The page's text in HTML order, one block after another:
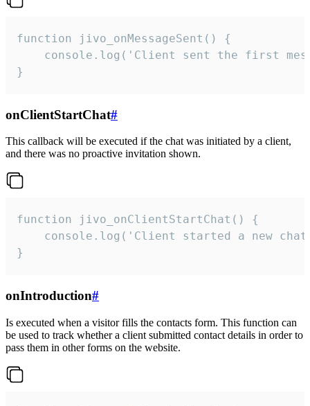
function jivo_onMessageSent() {
console.log('Client sent the first
}
onClientStartChat#
This callback will be executed if the chat was initiated by a client,
and there was no proactive invitation shown.
function jivo_onClientStartChat() {
console.log('Client started a new
}
onIntroduction#
Is executed when a visitor fills the contacts form. This function can
be used to track whether a client submitted contact details in order to
pass them in other forms on the website.